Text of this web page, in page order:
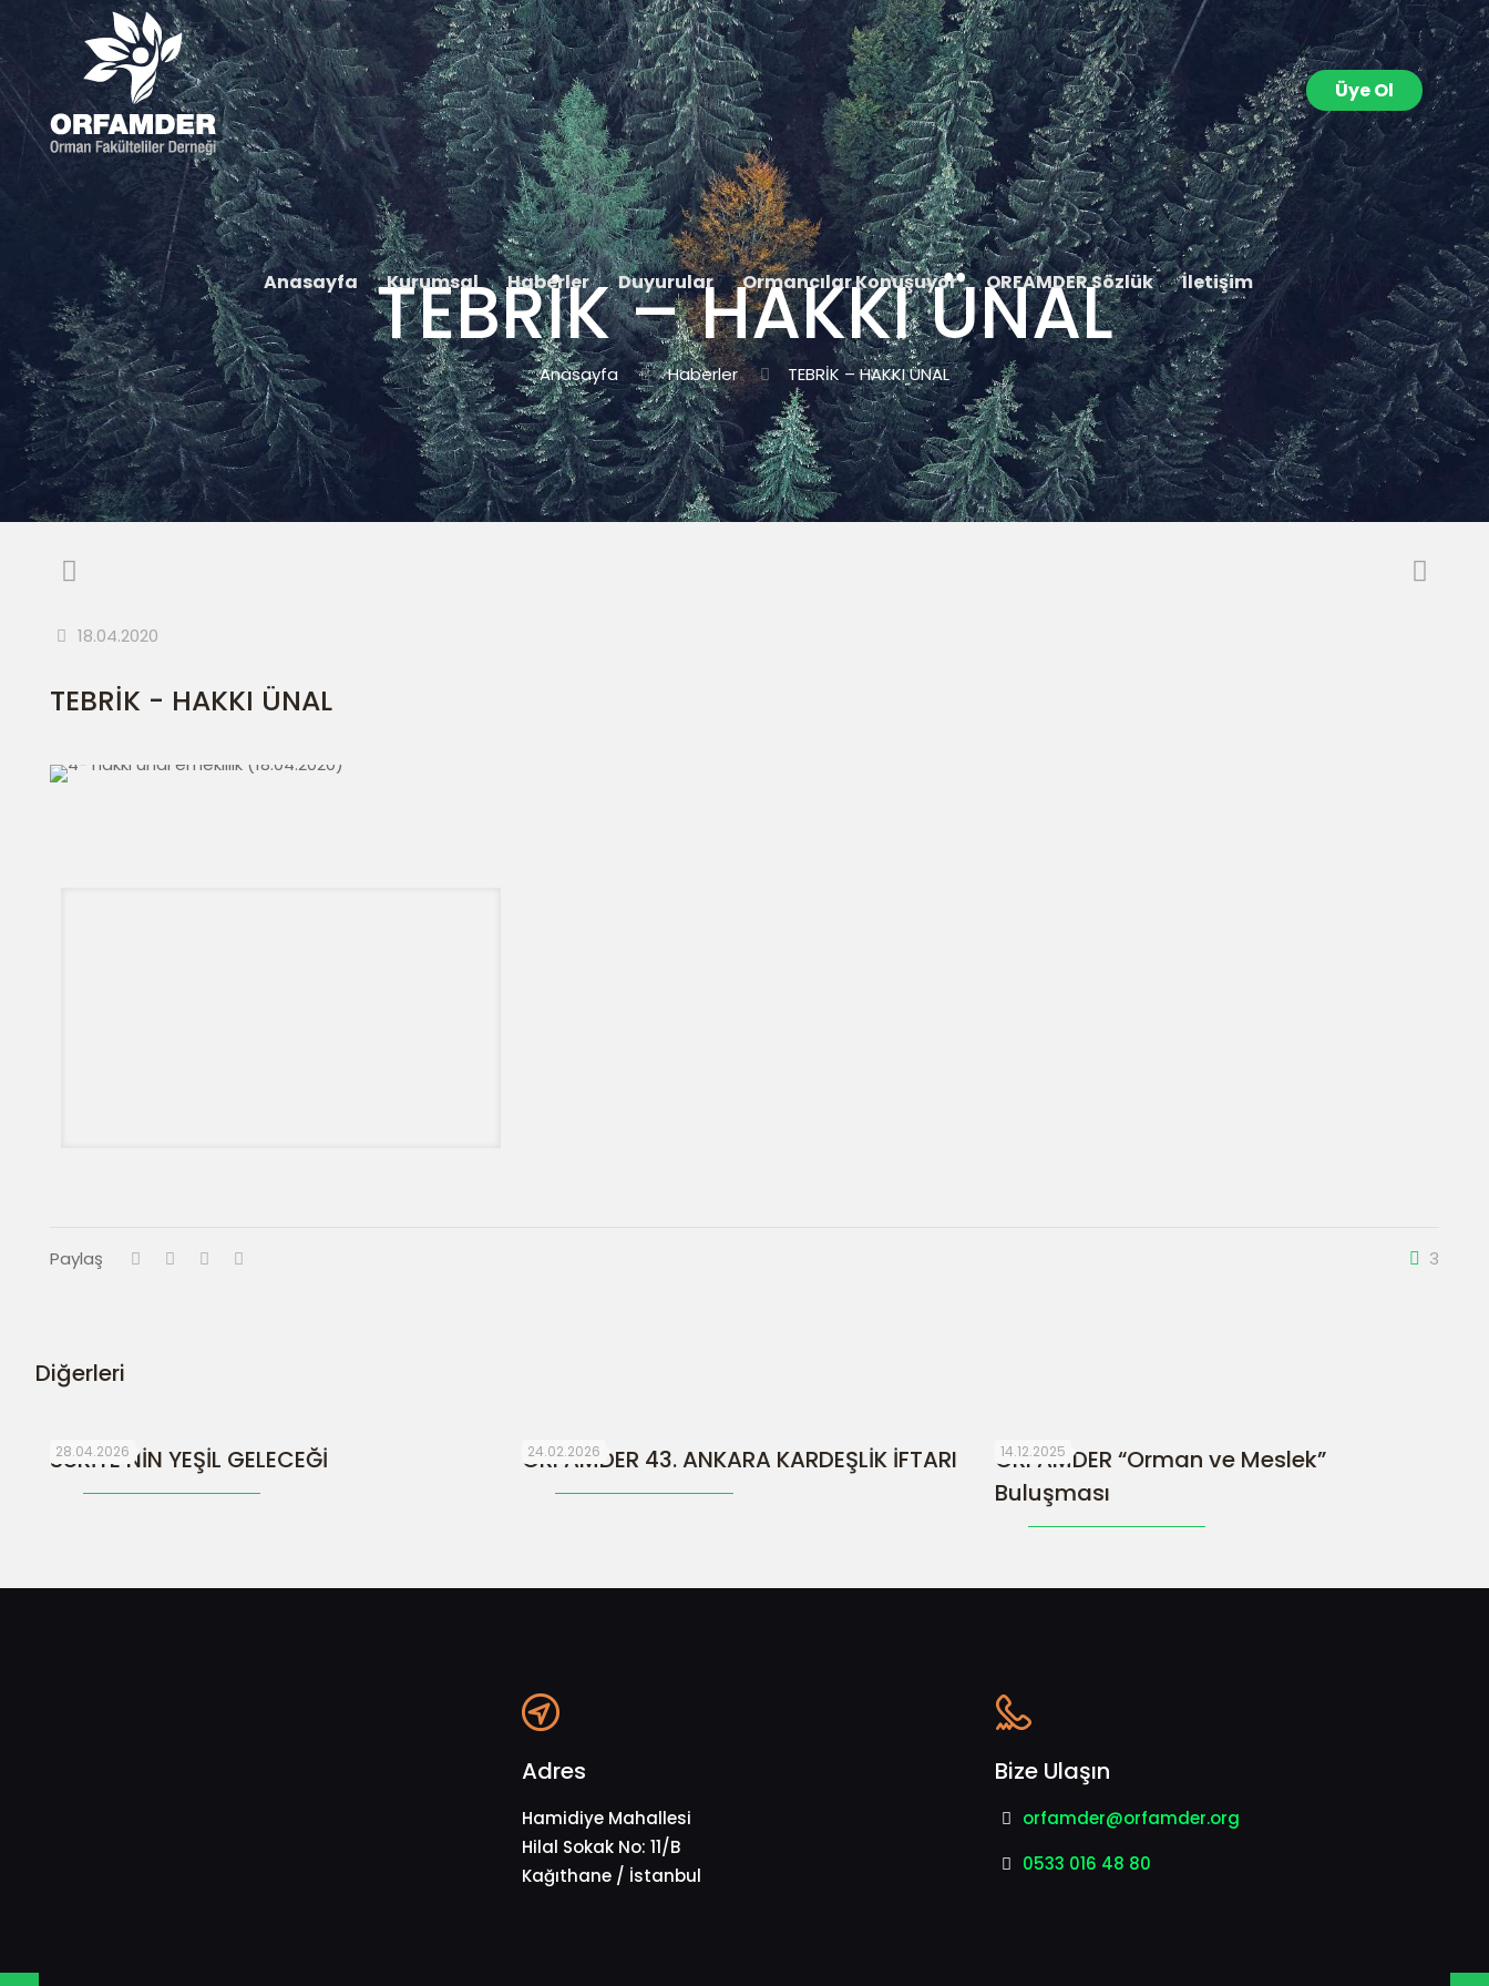
Anasayfa Kurumsal Haberler Duyurular Ormancılar Konuşuyor ORFAMDER Sözlük İletişim
Üye Ol
TEBRİK – HAKKI ÜNAL
Anasayfa Haberler TEBRİK – HAKKI ÜNAL
18.04.2020
TEBRİK - HAKKI ÜNAL
Paylaş 3
Diğerleri
28.04.2026
SURİYE’NİN YEŞİL GELECEĞİ 24.02.2026
ORFAMDER 43. ANKARA KARDEŞLİK İFTARI 14.12.2025
ORFAMDER “Orman ve Meslek”
Buluşması
Adres
Hamidiye Mahallesi
Hilal Sokak No: 11/B
Kağıthane / İstanbul
Bize Ulaşın
orfamder@orfamder.org
0533 016 48 80